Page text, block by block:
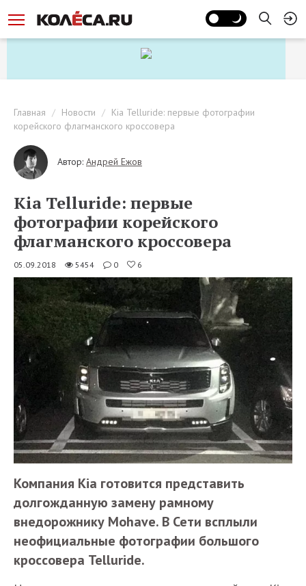
Главная Новости
Kia Telluride: первые фотографии
корейского флагманского кроссовера
Автор: Андрей Ежов
Kia Telluride: первые
фотографии корейского
флагманского кроссовера
05.09.2018 5454 0 6
Компания Kia готовится представить
долгожданную замену рамному
внедорожнику Mohave. В Сети всплыли
неофициальные фотографии большого
кроссовера Telluride.